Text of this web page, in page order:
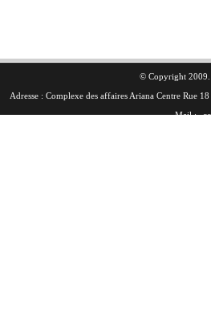
© Copyright 2009.
Adresse : Complexe des affaires Ariana Centre
Mail :